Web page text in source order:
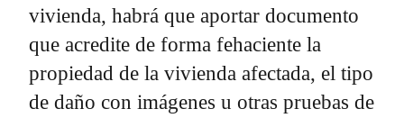
vivienda, habrá que aportar documento
que acredite de forma fehaciente la
propiedad de la vivienda afectada, el tipo
de daño con imágenes u otras pruebas de